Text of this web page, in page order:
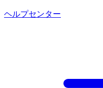
ヘルプセンター